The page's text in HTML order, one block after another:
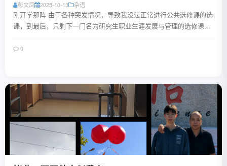
彭文凤 2025-10-13 杂语
刚开学那阵 由于各种突发情况，导致我没法正常进行公共选修课的选
课，到最后，只剩下一门名为研究生职业生涯发展与管理的选修课，
0